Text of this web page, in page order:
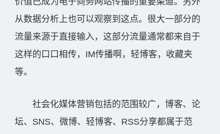
从数据分析上也可以观察到这点。很大一部分的
流量来源于直接输入，这部分流量通常都来自于
这样的口口相传，IM传播啊，轻博客，收藏夹
等。
社会化媒体营销包括的范围较广，博客、论
坛、SNS、微博、轻博客、RSS分享都属于范